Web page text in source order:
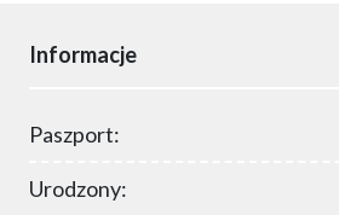
Informacje
Paszport:
Urodzony: